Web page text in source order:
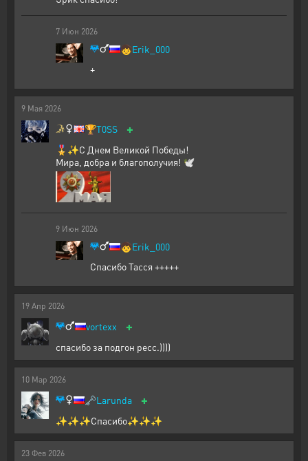
7 Июн 2026
🧒Erik_000
+
9 Мая 2026
🏆T0SS +
🎖️✨С Днем Великой Победы!
Мира, добра и благополучия! 🕊️
9 Июн 2026
🧒Erik_000
Спасибо Тасся +++++
19 Апр 2026
vortexx +
спасибо за подгон ресс.))))
10 Мар 2026
🗝️Larunda +
✨✨✨Спасибо✨✨✨
23 Фев 2026